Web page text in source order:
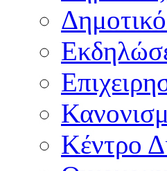
Κέντρο